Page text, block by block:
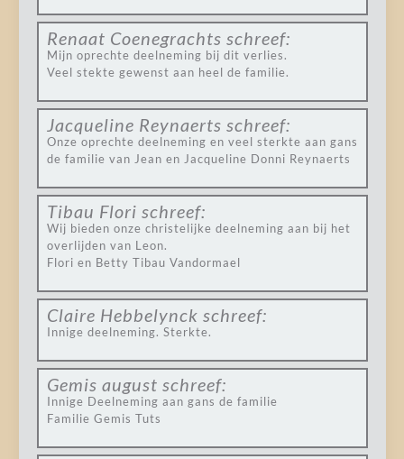
Renaat Coenegrachts schreef:
Mijn oprechte deelneming bij dit verlies.
Veel stekte gewenst aan heel de familie.
Jacqueline Reynaerts schreef:
Onze oprechte deelneming en veel sterkte aan gans
de familie van Jean en Jacqueline Donni Reynaerts
Tibau Flori schreef:
Wij bieden onze christelijke deelneming aan bij het
overlijden van Leon.
Flori en Betty Tibau Vandormael
Claire Hebbelynck schreef:
Innige deelneming. Sterkte.
Gemis august schreef:
Innige Deelneming aan gans de familie
Familie Gemis Tuts